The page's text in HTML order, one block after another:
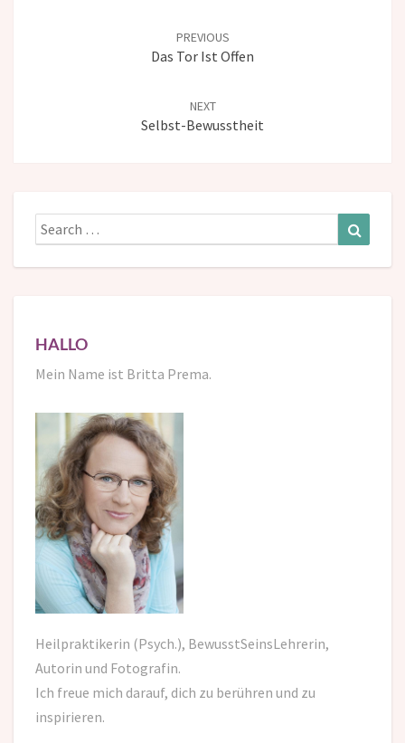
PREVIOUS
Das Tor Ist Offen
NEXT
Selbst-Bewusstheit
Search
for:
HALLO
Mein Name ist Britta Prema.
Heilpraktikerin (Psych.), BewusstSeinsLehrerin,
Autorin und Fotografin.
Ich freue mich darauf, dich zu berühren und zu
inspirieren.